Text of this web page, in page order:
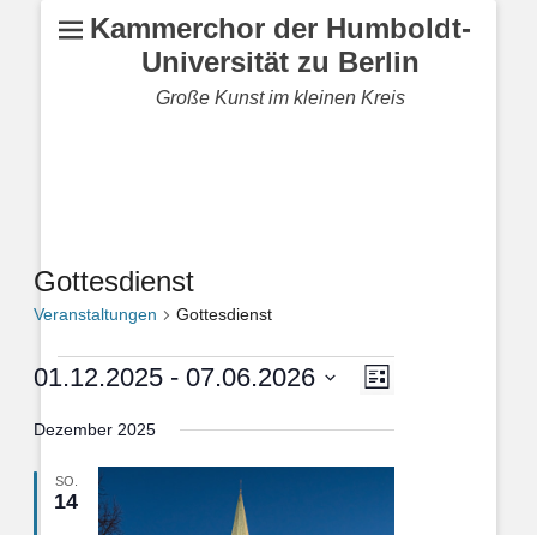
Kammerchor der Humboldt-
Universität zu Berlin
Große Kunst im kleinen Kreis
Gottesdienst
Veranstaltungen Gottesdienst
Veranstaltungen
Ansichten-
Veranstaltung
Ansichten-
Liste
01.12.2025 - 07.06.2026
wählen.
Dezember 2025
SO.
14